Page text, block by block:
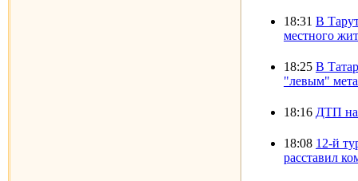
18:31 В
местного
18:25 В
"левым"
18:16 ДТП на
18:08 12-й
расставил